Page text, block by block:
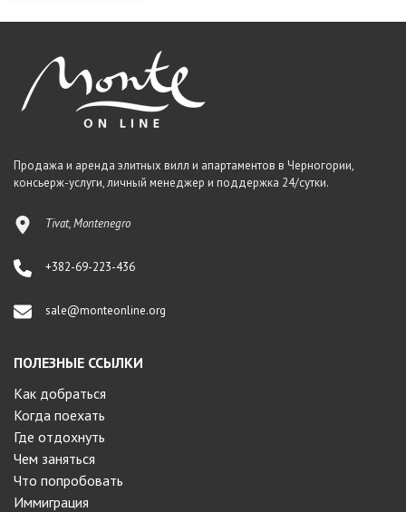
Продажа и аренда элитных вилл и апартаментов в Черногории,
консьерж-услуги, личный менеджер и поддержка 24/сутки.
Tivat, Montenegro
+382-69-223-436
sale@monteonline.org
ПОЛЕЗНЫЕ ССЫЛКИ
Как добраться
Когда поехать
Где отдохнуть
Чем заняться
Что попробовать
Иммиграция